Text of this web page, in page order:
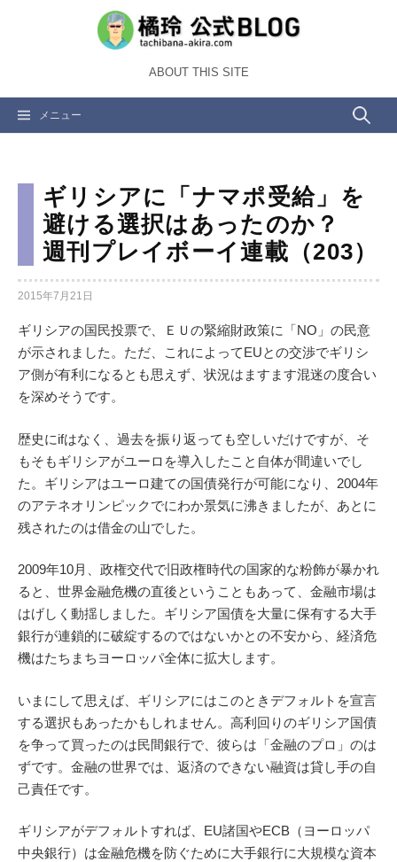
ツ
ABOUT THIS SITE
メニュー 検
ギリシアに「ナマポ受給」を
避ける選択はあったのか？
週刊プレイボーイ連載（203）
2015年7月21日
ギリシアの国民投票で、ＥＵの緊縮財政策に「NO」の民意
が示されました。ただ、これによってEUとの交渉でギリシ
ア側が有利になるとも思えず、状況はますます混迷の度合い
を深めそうです。
歴史にifはなく、過去を振り返っても空しいだけですが、そ
もそもギリシアがユーロを導入したこと自体が間違いでし
た。ギリシアはユーロ建ての国債発行が可能になり、2004年
のアテネオリンピックでにわか景気に沸きましたが、あとに
残されたのは借金の山でした。
2009年10月、政権交代で旧政権時代の国家的な粉飾が暴かれ
ると、世界金融危機の直後ということもあって、金融市場は
はげしく動揺しました。ギリシア国債を大量に保有する大手
銀行が連鎖的に破綻するのではないかとの不安から、経済危
機はたちまちヨーロッパ全体に拡大します。
いまにして思えば、ギリシアにはこのときデフォルトを宣言
する選択もあったかもしれません。高利回りのギリシア国債
を争って買ったのは民間銀行で、彼らは「金融のプロ」のは
ずです。金融の世界では、返済のできない融資は貸し手の自
己責任です。
ギリシアがデフォルトすれば、EU諸国やECB（ヨーロッパ
中央銀行）は金融危機を防ぐために大手銀行に大規模な資本